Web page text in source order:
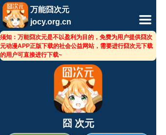
万能囧次元
jocy.org.cn
끀
相关软件
相关文章
囧 次元
须知：万能囧次元是不以盈利为目的，免费为用户提供囧次
元动漫APP正版下载的社会公益网站，需要进行囧次元下载
的用户可直接进行下载~